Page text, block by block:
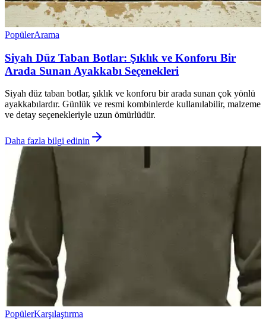
PopülerArama
Siyah Düz Taban Botlar: Şıklık ve Konforu Bir
Arada Sunan Ayakkabı Seçenekleri
Siyah düz taban botlar, şıklık ve konforu bir arada sunan çok yönlü
ayakkabılardır. Günlük ve resmi kombinlerde kullanılabilir, malzeme
ve detay seçenekleriyle uzun ömürlüdür.
Daha fazla bilgi edinin
PopülerKarşılaştırma